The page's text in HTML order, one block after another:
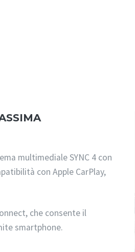
multimediale SYNC 4 con
con Apple CarPlay,
che consente il
smartphone.